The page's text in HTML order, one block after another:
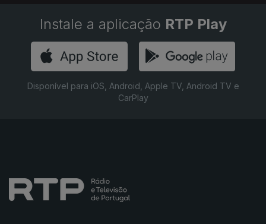
Instale a aplicação RTP Play
Disponível para iOS, Android, Apple TV, Android TV e
CarPlay